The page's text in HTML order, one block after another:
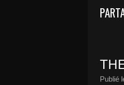
Publié